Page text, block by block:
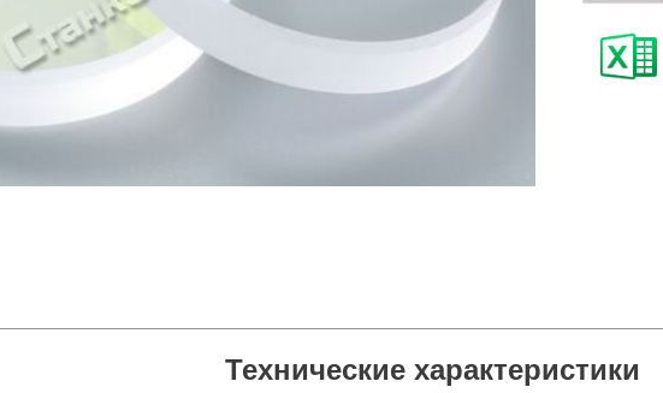
Технические характеристики